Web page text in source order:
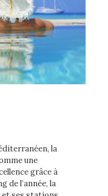
la
une
grâce à
de l’année, la